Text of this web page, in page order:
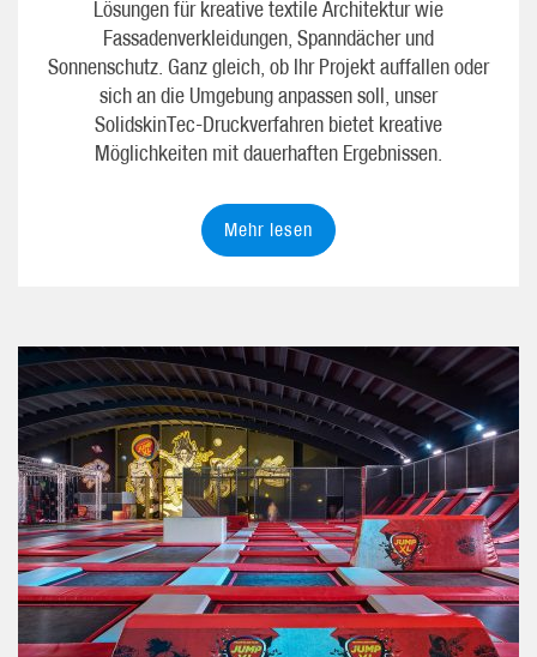
Lösungen für kreative textile Architektur wie
Fassadenverkleidungen, Spanndächer und
Sonnenschutz. Ganz gleich, ob Ihr Projekt auffallen oder
sich an die Umgebung anpassen soll, unser
SolidskinTec-Druckverfahren bietet kreative
Möglichkeiten mit dauerhaften Ergebnissen.
Mehr lesen